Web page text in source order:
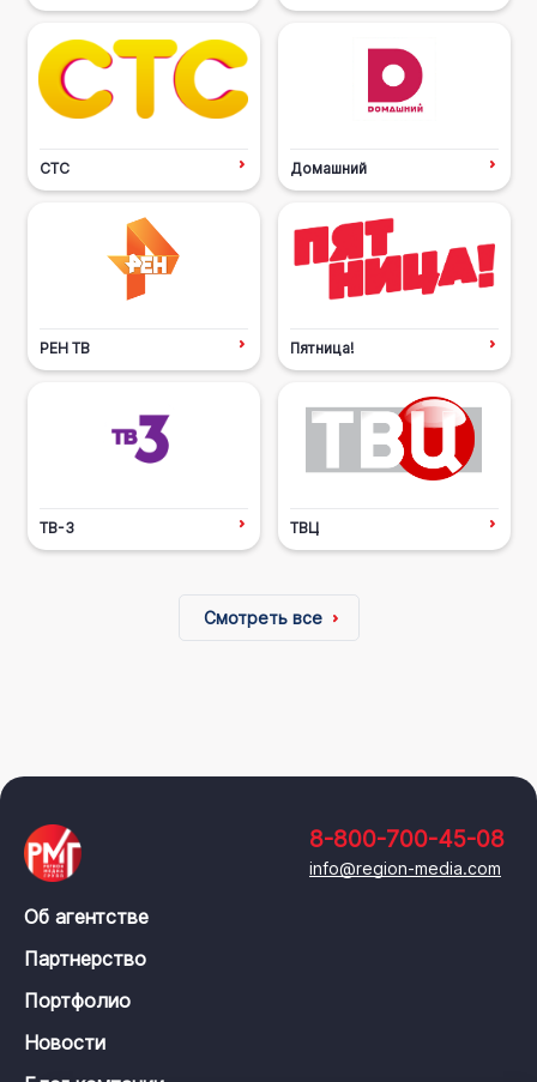
СТС Домашний
РЕН ТВ Пятница!
ТВ-3 ТВЦ
Смотреть все
8-800-700-45-08
info@region-media.com
Об агентстве
Партнерство
Портфолио
Новости